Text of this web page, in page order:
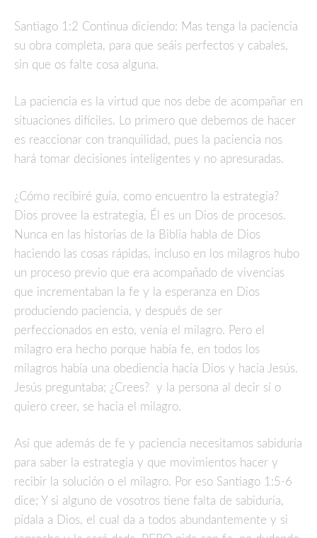
Santiago 1:2 Continua diciendo: Mas tenga la paciencia
su obra completa, para que seáis perfectos y cabales,
sin que os falte cosa alguna.
La paciencia es la virtud que nos debe de acompañar en
situaciones difíciles. Lo primero que debemos de hacer
es reaccionar con tranquilidad, pues la paciencia nos
hará tomar decisiones inteligentes y no apresuradas.
¿Cómo recibiré guía, como encuentro la estrategia?
Dios provee la estrategia, Él es un Dios de procesos.
Nunca en las historias de la Biblia habla de Dios
haciendo las cosas rápidas, incluso en los milagros hubo
un proceso previo que era acompañado de vivencias
que incrementaban la fe y la esperanza en Dios
produciendo paciencia, y después de ser
perfeccionados en esto, venía el milagro. Pero el
milagro era hecho porque había fe, en todos los
milagros había una obediencia hacia Dios y hacia Jesús.
Jesús preguntaba; ¿Crees? y la persona al decir sí o
quiero creer, se hacia el milagro.
Así que además de fe y paciencia necesitamos sabiduría
para saber la estrategia y que movimientos hacer y
recibir la solución o el milagro. Por eso Santiago 1:5-6
dice; Y si alguno de vosotros tiene falta de sabiduría,
pídala a Dios, el cual da a todos abundantemente y si